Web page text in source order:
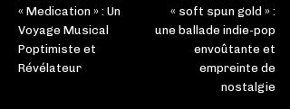
« Medication » : Un
Voyage Musical
Poptimiste et
Révélateur
« soft spun gold » :
une ballade indie-pop
envoûtante et
empreinte de
nostalgie